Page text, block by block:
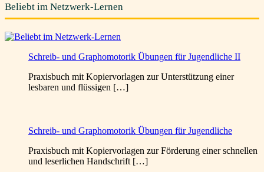
Beliebt im Netzwerk-Lernen
Schreib- und Graphomotorik Übungen für Jugendliche II
Praxisbuch mit Kopiervorlagen zur Unterstützung einer
lesbaren und flüssigen […]
Schreib- und Graphomotorik Übungen für Jugendliche
Praxisbuch mit Kopiervorlagen zur Förderung einer schnellen
und leserlichen Handschrift […]